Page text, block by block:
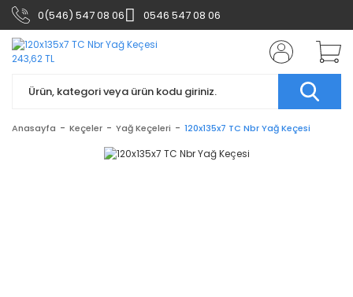
0(546) 547 08 06 0546 547 08 06
Anasayfa Keçeler Yağ Keçeleri 120x135x7 TC Nbr Yağ Keçesi